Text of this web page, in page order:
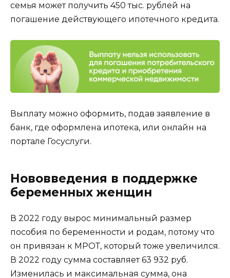
семья может получить 450 тыс. рублей на
погашение действующего ипотечного кредита.
Выплату можно оформить, подав заявление в
банк, где оформлена ипотека, или онлайн на
портале Госуслуги.
Нововведения в поддержке
беременных женщин
В 2022 году вырос минимальный размер
пособия по беременности и родам, потому что
он привязан к МРОТ, который тоже увеличился.
В 2022 году сумма составляет 63 932 руб.
Изменилась и максимальная сумма, она